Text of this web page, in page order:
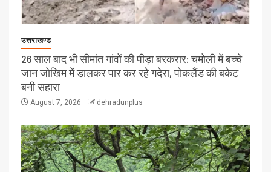
उत्तराखण्ड
26 साल बाद भी सीमांत गांवों की पीड़ा बरकरार: चमोली में बच्चे
जान जोखिम में डालकर पार कर रहे गदेरा, पोकलैंड की बकेट
बनी सहारा
August 7, 2026 dehradunplus